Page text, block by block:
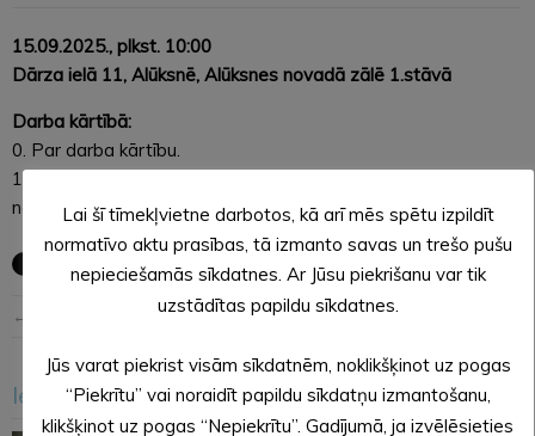
15.09.2025., plkst. 10:00
Dārza ielā 11, Alūksnē, Alūksnes novadā zālē 1.stāvā
Darba kārtībā:
0. Par darba kārtību.
1. Par izmaiņām pašvaldības iznomājamo un atsavināmo
nekustamo īpašumu sarakstā.
← Iepriekšējā ziņa Nākošā ziņa →
Iesakām arī šo <
Lai šī tīmekļvietne darbotos, kā arī mēs spētu izpildīt
normatīvo aktu prasības, tā izmanto savas un trešo pušu
nepieciešamās sīkdatnes. Ar Jūsu piekrišanu var tik
uzstādītas papildu sīkdatnes.
Jūs varat piekrist visām sīkdatnēm, noklikšķinot uz pogas
“Piekrītu” vai noraidīt papildu sīkdatņu izmantošanu,
klikšķinot uz pogas “Nepiekrītu”. Gadījumā, ja izvēlēsieties